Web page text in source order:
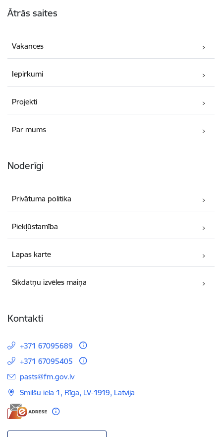
Ātrās saites
Vakances
Iepirkumi
Projekti
Par mums
Noderīgi
Privātuma politika
Piekļūstamība
Lapas karte
Sīkdatņu izvēles maiņa
Kontakti
+371 67095689
+371 67095405
E-pasts:
pasts@fm.gov.lv
Smilšu iela 1, Rīga, LV-1919, Latvija